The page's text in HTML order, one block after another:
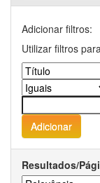
Adicionar filtros:
Utilizar filtros
Resultados/